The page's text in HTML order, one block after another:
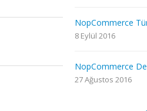
NopCommerce
8 Eylül 2016
NopCommerce
27 Ağustos 2016